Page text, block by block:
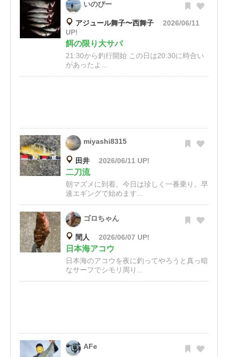
いのぴー
アジュール舞子〜西舞子
2026/06/11
UP!
餌の限り大サバ
21:30から釣行開始 この日は20:30に時合い
があったよ...
miyashi8315
田井 2026/06/11 UP!
二刀流
朝マズメに到着。今日は珍しく一番乗り。早
速エギングで始めます...
ゴロちゃん
間人 2026/06/07 UP!
日本海アコウ
日本海のアコウを夜に釣ってやろうと真っ暗
なサーフでシモリ周り...
AFe